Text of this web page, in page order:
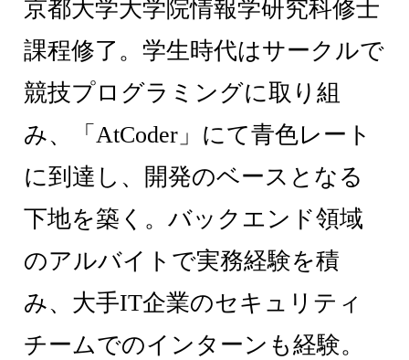
京都大学大学院情報学研究科修士
課程修了。学生時代はサークルで
競技プログラミングに取り組
み、「AtCoder」にて青色レート
に到達し、開発のベースとなる
下地を築く。バックエンド領域
のアルバイトで実務経験を積
み、大手IT企業のセキュリティ
チームでのインターンも経験。